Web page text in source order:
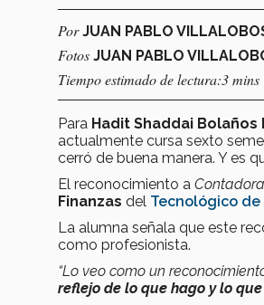
PorJUAN PABLO
Fotos JUAN PABLO
Tiempo estimado de lectura:3 mins
Para Hadit Shaddai Bolaños
actualmente cursa sexto
cerró de buena manera. Y es
El reconocimiento a
Finanzas del Tecnológico
La alumna señala que este
como profesionista.
“Lo veo como un
reflejo de lo que hago y lo